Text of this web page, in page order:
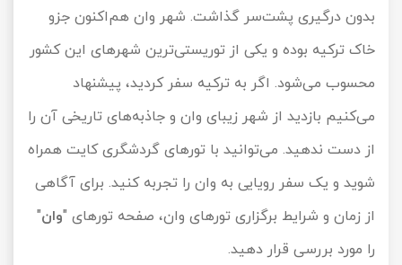
بدون درگیری پشت‌سر گذاشت. شهر وان هم‌اکنون جزو
خاک ترکیه بوده و یکی از توریستی‌ترین شهرهای این کشور
محسوب می‌شود. اگر به ترکیه سفر کردید، پیشنهاد
می‌کنیم بازدید از شهر زیبای وان و جاذبه‌های تاریخی آن را
از دست ندهید. می‌توانید با تورهای گردشگری کایت همراه
شوید و یک سفر رویایی به وان را تجربه کنید. برای آگاهی
از زمان و شرایط برگزاری تورهای وان، صفحه تورهای "وان"
را مورد بررسی قرار دهید.